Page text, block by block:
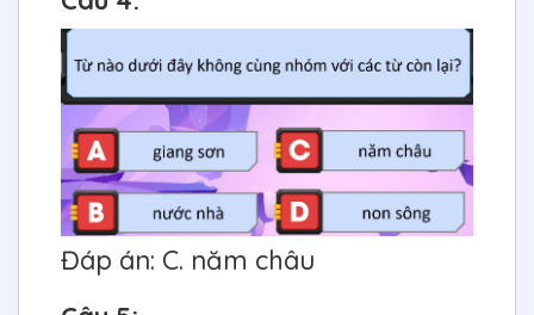
Đáp án: C. năm châu